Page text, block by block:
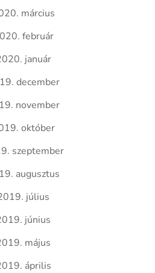
március
február
január
december
november
október
szeptember
augusztus
július
június
május
április